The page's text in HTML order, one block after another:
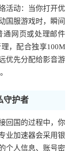
活动：当你打开优
国服游戏时，瞬间
通网页或处理邮件
，配合独享100M
优先分配给影音游
守护者
回国的过程中，你
业加速器会采用银
个人信息、账号密